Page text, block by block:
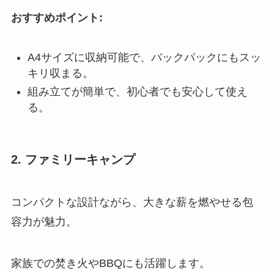
おすすめポイント:
A4サイズに収納可能で、バックパックにもスッ
キリ収まる。
組み立てが簡単で、初心者でも安心して使え
る。
2. ファミリーキャンプ
コンパクトな設計ながら、大きな薪を燃やせる包
容力が魅力。
家族での焚き火やBBQにも活躍します。